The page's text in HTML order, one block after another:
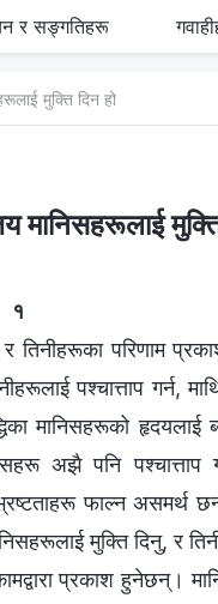
र सङ्गतिहरू
मुक्ति दिन हो
१
परिणाम
पश्‍चात्ताप गर्न,
मानिसहरूको हृदयलाई
अझै पनि
फाल्न असमर्थ
मुक्ति दिनु, र
प्रकाश हुनेछन्।